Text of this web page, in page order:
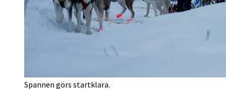
Spannen görs startklara.